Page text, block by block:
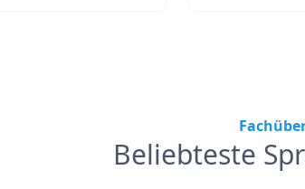
Beliebteste